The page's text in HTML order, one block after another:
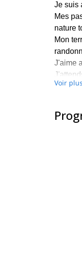
Je suis
Mes
nature
Mon
J'aime
Voir plus